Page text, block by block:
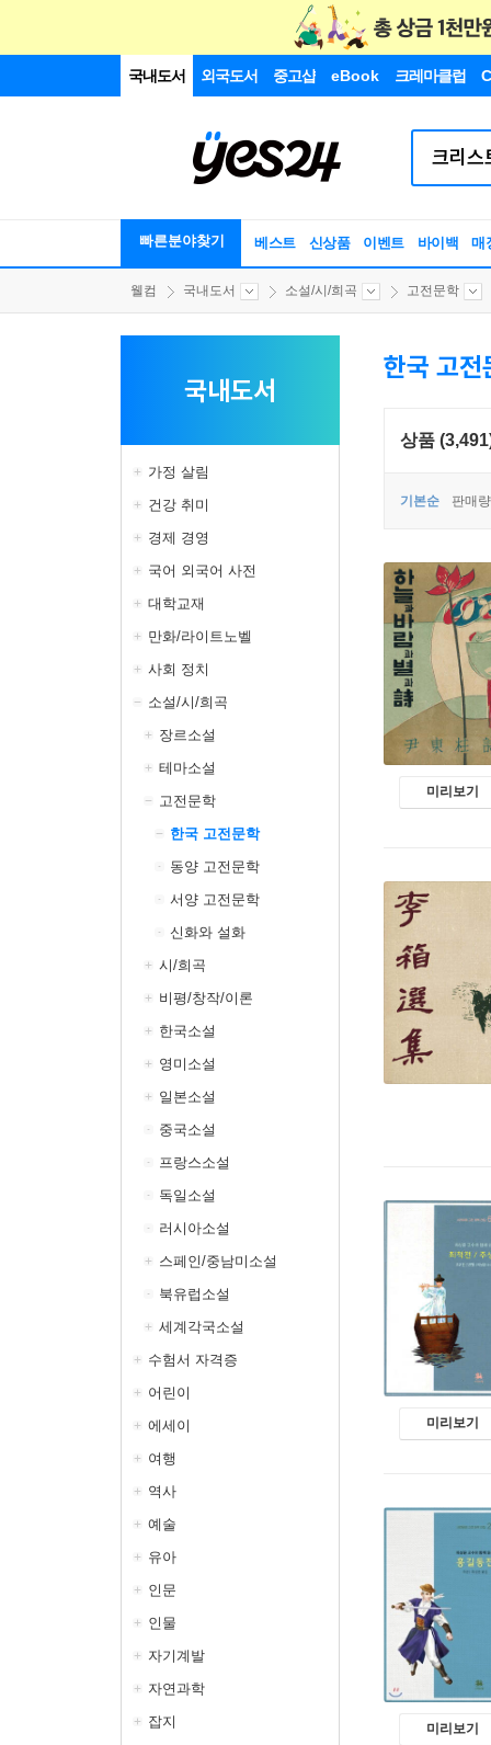
국내도서 외국도서 중고샵 eBook 크레마클럽
빠른분야찾기 베스트 신상품 이벤트 바이백 매
웰컴 국내도서 소설/시/희곡 고전문학
국내도서
가정 살림
건강 취미
경제 경영
국어 외국어 사전
대학교재
만화/라이트노벨
사회 정치
소설/시/희곡
장르소설
테마소설
고전문학
한국 고전문학
동양 고전문학
서양 고전문학
신화와 설화
시/희곡
비평/창작/이론
한국소설
영미소설
일본소설
중국소설
프랑스소설
독일소설
러시아소설
스페인/중남미소설
북유럽소설
세계각국소설
수험서 자격증
어린이
에세이
여행
역사
예술
유아
인문
인물
자기계발
자연과학
잡지
한국 고전
상품
기본순 판매
미리보기
미리보기
미리보기